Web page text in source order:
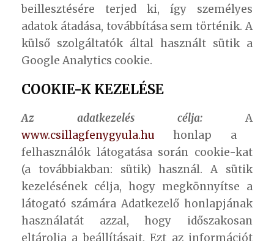
beillesztésére terjed ki, így személyes
adatok átadása, továbbítása sem történik. A
külső szolgáltatók által használt sütik a
Google Analytics cookie.
COOKIE-K KEZELÉSE
Az adatkezelés célja: A
www.csillagfenygyula.hu honlap a
felhasználók látogatása során cookie-kat
(a továbbiakban: sütik) használ. A sütik
kezelésének célja, hogy megkönnyítse a
látogató számára Adatkezelő honlapjának
használatát azzal, hogy időszakosan
eltárolja a beállításait. Ezt az információt